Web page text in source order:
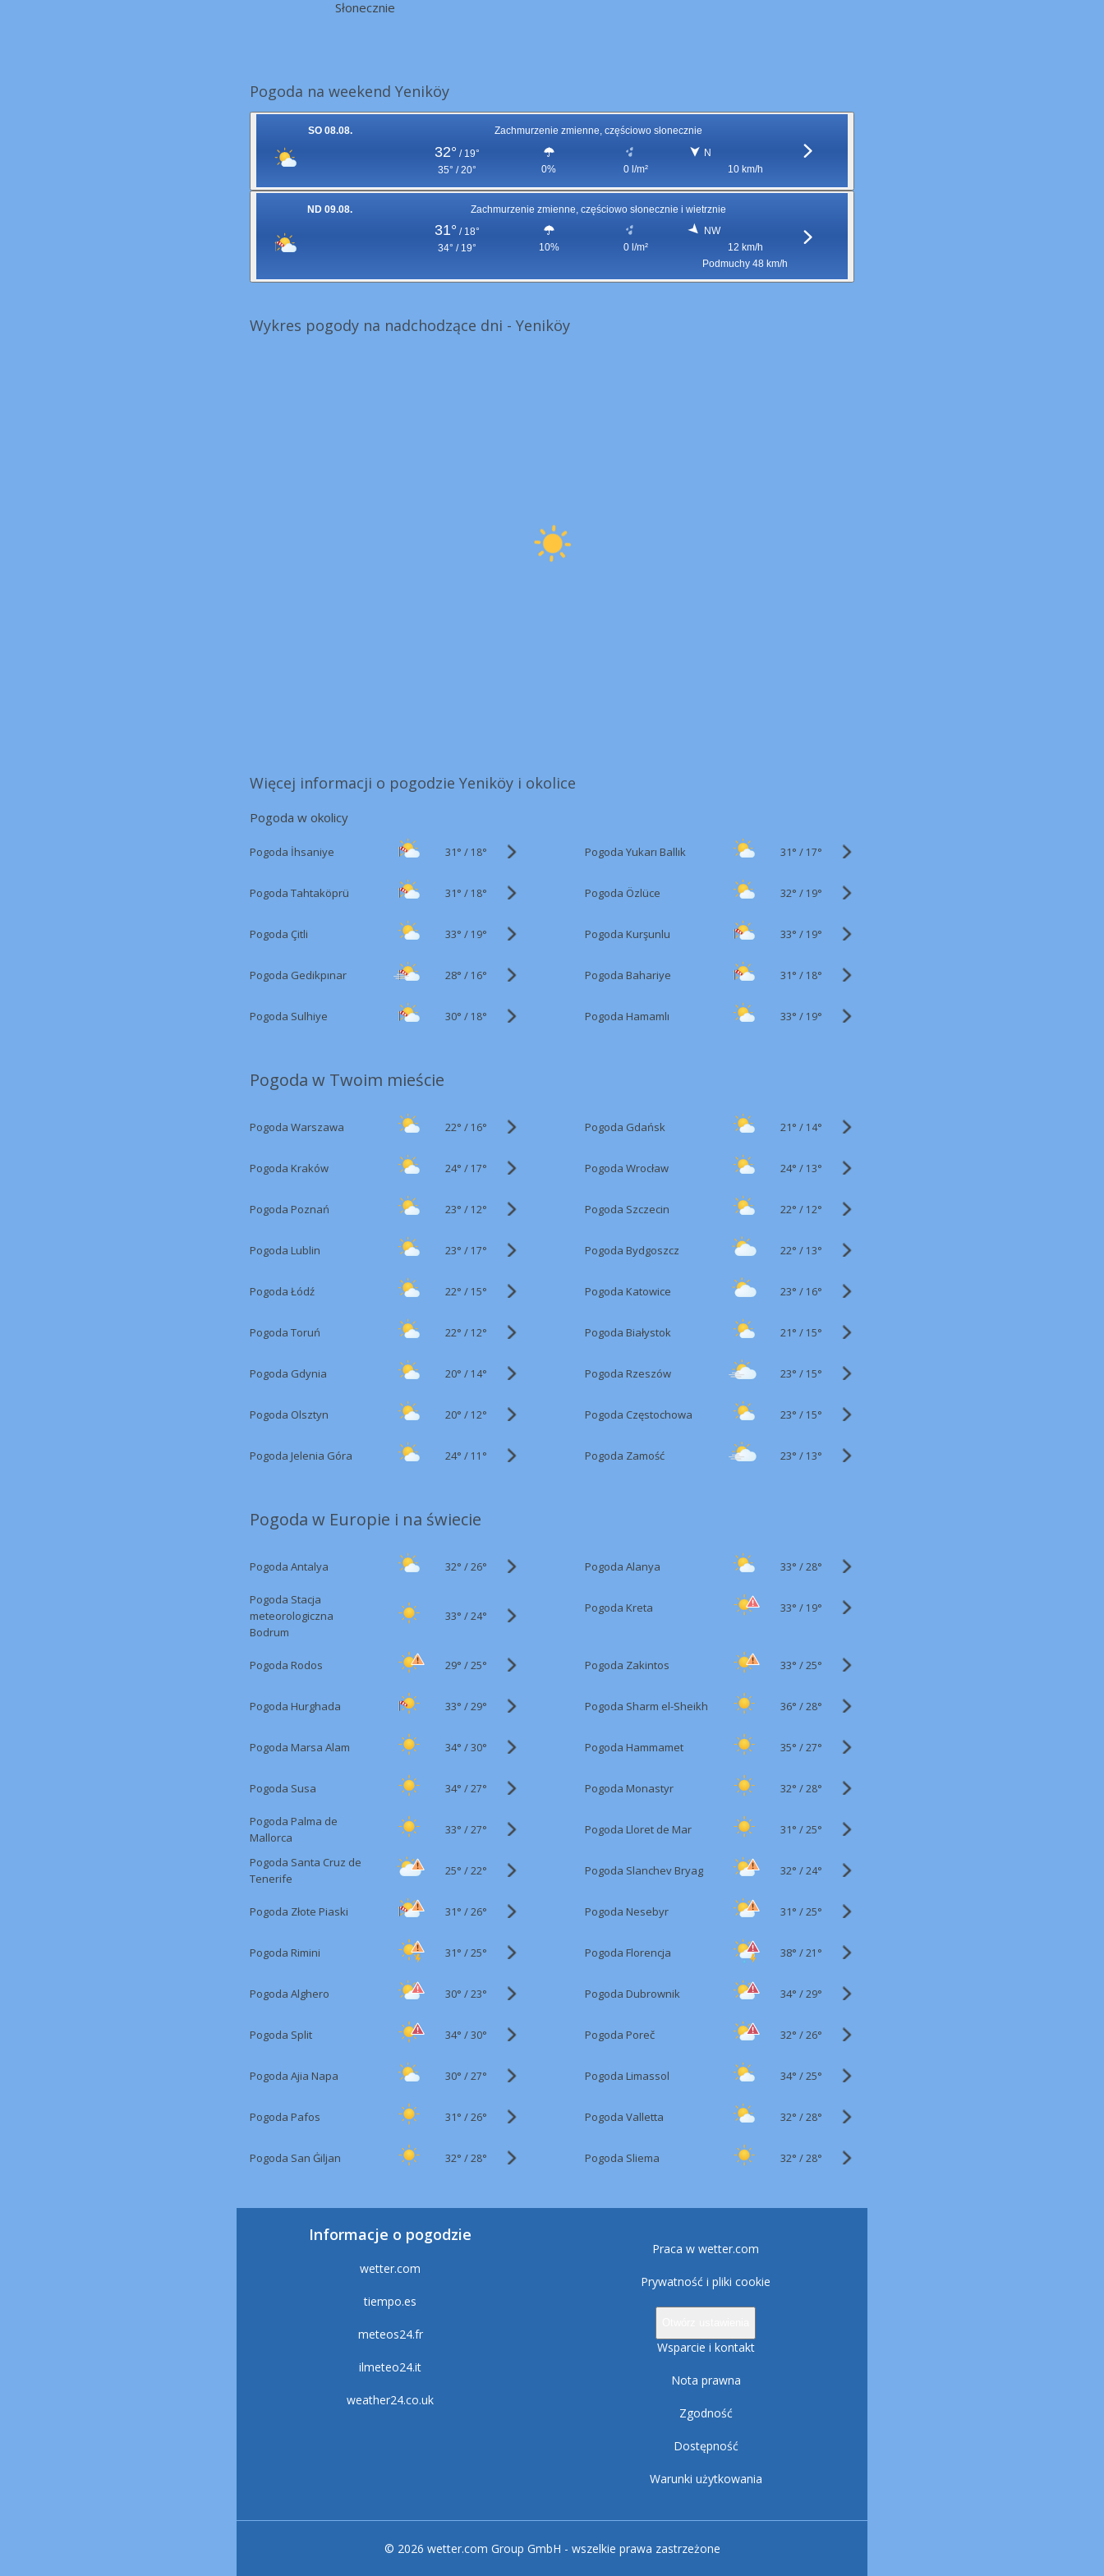
Słonecznie
Pogoda na weekend Yeniköy
SO 08.08. Zachmurzenie zmienne, częściowo słonecznie
32° / 19°
35° / 20°
0% 0 l/m²
N
10 km/h
ND 09.08. Zachmurzenie zmienne, częściowo słonecznie i wietrznie
31° / 18°
34° / 19°
10% 0 l/m²
NW
12 km/h
Podmuchy 48 km/h
Wykres pogody na nadchodzące dni - Yeniköy
Więcej informacji o pogodzie Yeniköy i okolice
Pogoda w okolicy
Pogoda İhsaniye 31° / 18° Pogoda Yukarı Ballık 31° / 17°
Pogoda Tahtaköprü 31° / 18° Pogoda Özlüce 32° / 19°
Pogoda Çitli 33° / 19° Pogoda Kurşunlu 33° / 19°
Pogoda Gedikpınar 28° / 16° Pogoda Bahariye 31° / 18°
Pogoda Sulhiye 30° / 18° Pogoda Hamamlı 33° / 19°
Pogoda w Twoim mieście
Pogoda Warszawa 22° / 16° Pogoda Gdańsk 21° / 14°
Pogoda Kraków 24° / 17° Pogoda Wrocław 24° / 13°
Pogoda Poznań 23° / 12° Pogoda Szczecin 22° / 12°
Pogoda Lublin 23° / 17° Pogoda Bydgoszcz 22° / 13°
Pogoda Łódź 22° / 15° Pogoda Katowice 23° / 16°
Pogoda Toruń 22° / 12° Pogoda Białystok 21° / 15°
Pogoda Gdynia 20° / 14° Pogoda Rzeszów 23° / 15°
Pogoda Olsztyn 20° / 12° Pogoda Częstochowa 23° / 15°
Pogoda Jelenia Góra 24° / 11° Pogoda Zamość 23° / 13°
Pogoda w Europie i na świecie
Pogoda Antalya 32° /26° Pogoda Alanya 33° /28°
Pogoda Stacja
meteorologiczna
Bodrum
33° /24°
Pogoda Kreta 33° / 19°
Pogoda Rodos 29° /25° Pogoda Zakintos 33° /25°
Pogoda Hurghada 33° /29° Pogoda Sharm el-Sheikh 36° /28°
Pogoda Marsa Alam 34° /30° Pogoda Hammamet 35° /27°
Pogoda Susa 34° /27° Pogoda Monastyr 32° /28°
Pogoda Palma de
Mallorca
33° /27° Pogoda Lloret de Mar 31° /25°
Pogoda Santa Cruz de
Tenerife
25° /22° Pogoda Slanchev Bryag 32° /24°
Pogoda Złote Piaski 31° /26° Pogoda Nesebyr 31° /25°
Pogoda Rimini 31° /25° Pogoda Florencja 38° /21°
Pogoda Alghero 30° /23° Pogoda Dubrownik 34° /29°
Pogoda Split 34° /30° Pogoda Poreč 32° /26°
Pogoda Ajia Napa 30° /27° Pogoda Limassol 34° /25°
Pogoda Pafos 31° /26° Pogoda Valletta 32° /28°
Pogoda San Ġiljan 32° /28° Pogoda Sliema 32° /28°
Informacje o pogodzie
wetter.com
tiempo.es
meteos24.fr
ilmeteo24.it
weather24.co.uk
Praca w wetter.com
Prywatność i pliki cookie
Wsparcie i kontakt
Nota prawna
Zgodność
Dostępność
Warunki użytkowania
© 2026 wetter.com Group GmbH - wszelkie prawa zastrzeżone